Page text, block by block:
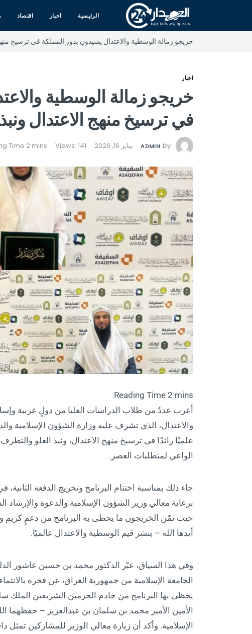
الرئيسية اخبار اقتصاد
خريجو زمالة الوسطية والاعتدال يشيدون بدور المملكة في ترسيخ
اخبار
خريجو زمالة الوسطية
في ترسيخ منهج الاعتدال
by
ADMIN يناير 16, 2026 Views: 141
أعرب عددٌ من طلاب الدراسات العليا من دولٍ عربية
والاعتدال، الذي تشرف عليه وزارة الشؤون الإسلامية
علميًا رائدًا في ترسيخ منهج الاعتدال، ونبذ الغلو
الواعي لمتطلبات العصر.
جاء ذلك بمناسبة اختتام البرنامج وتخريج الدفعة الثانية،
برعاية معالي وزير الشؤون الإسلامية والدعوة والإرشاد
حيث ثمّن الخريجون ما يحظى به البرنامج من دعمٍ كريم
أيدها الله – بنشر قيم الوسطية والاعتدال عالميًا.
وفي هذا السياق، عبّر الدكتور محمد بن حسين عاشور
الجامعة الإسلامية من جمهورية العراق، عن فخره
يحظى بها البرنامج من خادم الحرمين الشريفين الملك
الأمين الأمير محمد بن سلمان بن عبدالعزيز – حفظهما
الإسلامية. وأكد أن زيارة معالي الوزير للمشاركين تمثل